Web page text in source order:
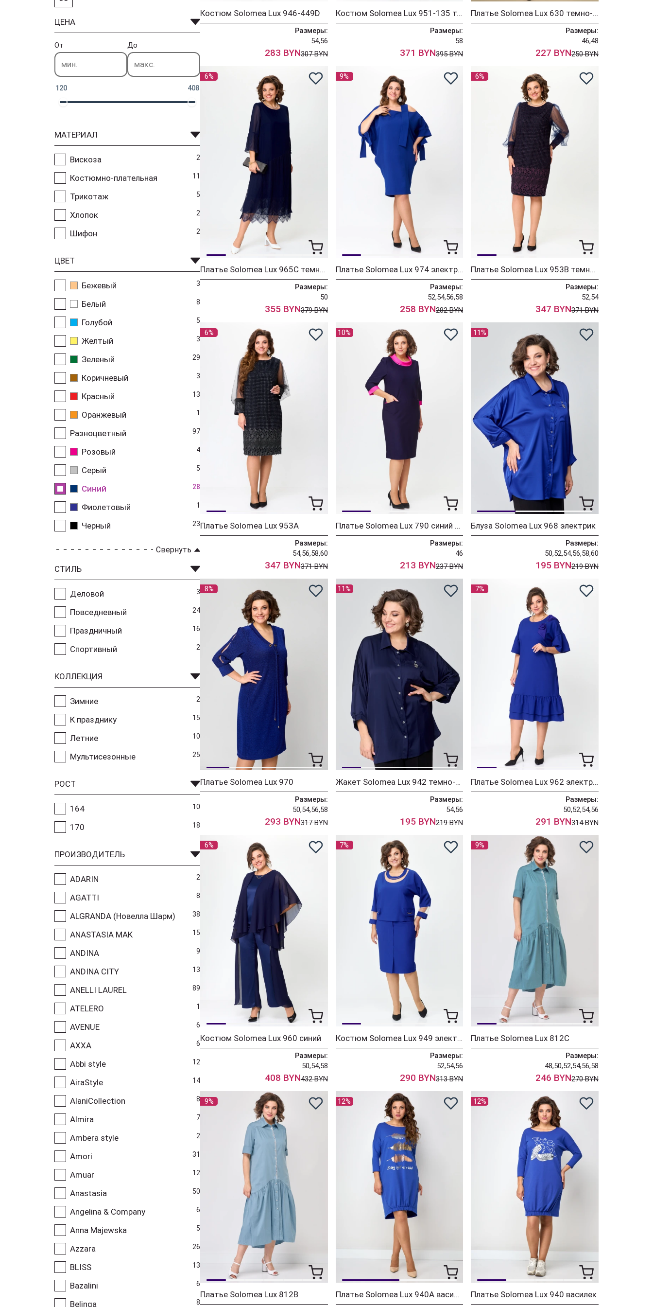
ЦЕНА
От До
120 408
МАТЕРИАЛ
Вискоза 2
Костюмно-плательная 11
Трикотаж 5
Хлопок 2
Шифон 2
ЦВЕТ
Бежевый 3
Белый 8
Голубой 5
Желтый 3
Зеленый 29
Коричневый 3
Красный 13
Оранжевый 1
Разноцветный 97
Розовый 4
Серый 5
Синий 28
Фиолетовый 1
Черный 23
Свернуть
СТИЛЬ
Деловой 3
Повседневный 24
Праздничный 16
Спортивный 2
КОЛЛЕКЦИЯ
Зимние 2
К празднику 15
Летние 10
Мультисезонные 25
РОСТ
164 10
170 18
ПРОИЗВОДИТЕЛЬ
ADARIN 2
AGATTI 8
ALGRANDA (Новелла Шарм) 38
ANASTASIA MAK 15
ANDINA 9
ANDINA CITY 13
ANELLI LAUREL 89
ATELERO 1
AVENUE 6
AXXA 6
Abbi style 12
AiraStyle 14
AlaniCollection 8
Almira 7
Ambera style 2
Amori 31
Amuar 12
Anastasia 50
Angelina & Company 6
Anna Majewska 5
Azzara 26
BLISS 13
Bazalini 6
Belinga 8
Костюм Solomea Lux 946-449D
Размеры:
54,56
283 BYN307 BYN
Костюм Solomea Lux 951-135 темно-синий
Размеры:
58
371 BYN395 BYN
Платье Solomea Lux 630 темно-синий
Размеры:
46,48
227 BYN250 BYN
6%
Платье Solomea Lux 965С темно-синий
Размеры:
50
355 BYN379 BYN
9%
Платье Solomea Lux 974 электрик
Размеры:
52,54,56,58
258 BYN282 BYN
6%
Платье Solomea Lux 953В темно-синий с пурпурным
Размеры:
52,54
347 BYN371 BYN
6%
Платье Solomea Lux 953А
Размеры:
54,56,58,60
347 BYN371 BYN
10%
Платье Solomea Lux 790 синий + розовый
Размеры:
46
213 BYN237 BYN
11%
Блуза Solomea Lux 968 электрик
Размеры:
50,52,54,56,58,60
195 BYN219 BYN
8%
Платье Solomea Lux 970
Размеры:
50,54,56,58
293 BYN317 BYN
11%
Жакет Solomea Lux 942 темно-синий
Размеры:
54,56
195 BYN219 BYN
7%
Платье Solomea Lux 962 электрик (с бантом)
Размеры:
50,52,54,56
291 BYN314 BYN
6%
Костюм Solomea Lux 960 синий
Размеры:
50,54,58
408 BYN432 BYN
7%
Костюм Solomea Lux 949 электрик
Размеры:
52,54,56
290 BYN313 BYN
9%
Платье Solomea Lux 812C
Размеры:
48,50,52,54,56,58
246 BYN270 BYN
9%
Платье Solomea Lux 812B
12%
Платье Solomea Lux 940A василек
12%
Платье Solomea Lux 940 василек